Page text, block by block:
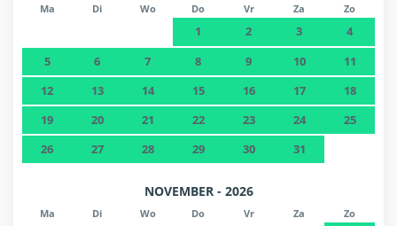
Ma Di Wo Do Vr Za Zo
1 2 3
4
5
6 7 8 9 10
11
12
13 14 15 16 17
18
19
20 21 22 23 24
25
26
27 28 29 30 31
NOVEMBER - 2026
Ma Di Wo Do Vr Za Zo